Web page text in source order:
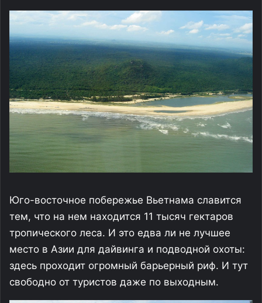
Юго-восточное побережье Вьетнама славится
тем, что на нем находится 11 тысяч гектаров
тропического леса. И это едва ли не лучшее
место в Азии для дайвинга и подводной охоты:
здесь проходит огромный барьерный риф. И тут
свободно от туристов даже по выходным.